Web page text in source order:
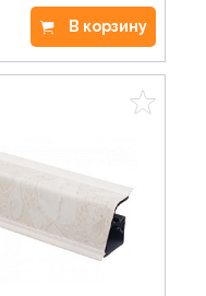
В корзину